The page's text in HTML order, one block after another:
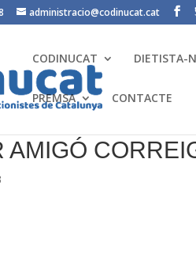
administracio@codinucat.cat
CODINUCAT DIETISTA-
PREMSA CONTACTE
AMIGÓ